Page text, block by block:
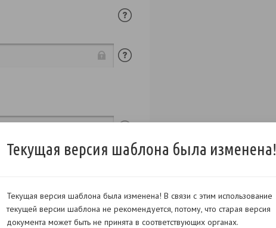
Текущая версия шаблона была изменена!
Текущая версия шаблона была изменена! В связи с этим использование
текущей версии шаблона не рекомендуется, потому, что старая версия
документа может быть не принята в соответствующих органах.